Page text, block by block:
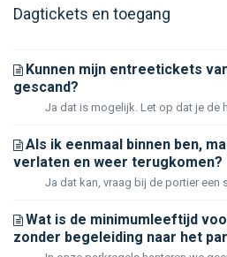
Dagtickets en toegang
Kunnen mijn entreetickets
gescand?
Als ik eenmaal binnen ben,
verlaten en weer terugkomen?
Wat is de minimumleeftijd
zonder begeleiding naar het